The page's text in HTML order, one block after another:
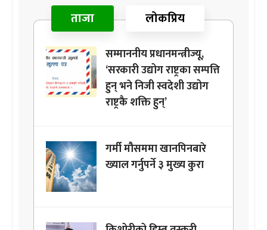
ताजा लोकप्रिय
सम्माननीय प्रधानमन्त्रीज्यू,
‘सरकारी उद्योग राष्ट्रका सम्पत्ति
हुन् भने निजी स्वदेशी उद्योग
राष्ट्रकै शक्ति हुन्’
गर्मी मौसममा खानपिनबारे
ख्याल गर्नुपर्ने ३ मुख्य कुरा